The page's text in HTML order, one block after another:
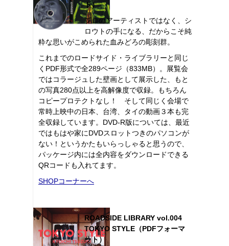
ト）
プロのアーティストではなく、シ
ロウトの手になる、だからこそ純
粋な思いがこめられた血みどろの彫刻群。
これまでのロードサイド・ライブラリーと同じ
くPDF形式で全289ページ（833MB）。展覧会
ではコラージュした壁画として展示した、もと
の写真280点以上を高解像度で収録。もちろん
コピープロテクトなし！ そして同じく会場で
常時上映中の日本、台湾、タイの動画３本も完
全収録しています。DVD-R版については、最近
ではもはや家にDVDスロットつきのパソコンが
ない！というかたもいらっしゃると思うので、
パッケージ内には全内容をダウンロードできる
QRコードも入れてます。
SHOPコーナーへ
ROADSIDE LIBRARY vol.004
TOKYO STYLE（PDFフォーマ
ット）